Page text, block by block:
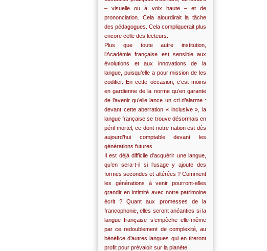
– visuelle ou à voix haute – et de
prononciation. Cela alourdirait la tâche
des pédagogues. Cela compliquerait plus
encore celle des lecteurs.
Plus que toute autre institution,
l’Académie française est sensible aux
évolutions et aux innovations de la
langue, puisqu’elle a pour mission de les
codifier. En cette occasion, c’est moins
en gardienne de la norme qu’en garante
de l’avenir qu’elle lance un cri d’alarme :
devant cette aberration « inclusive », la
langue française se trouve désormais en
péril mortel, ce dont notre nation est dès
aujourd’hui comptable devant les
générations futures.
Il est déjà difficile d’acquérir une langue,
qu’en sera-t-il si l’usage y ajoute des
formes secondes et altérées ? Comment
les générations à venir pourront-elles
grandir en intimité avec notre patrimoine
écrit ? Quant aux promesses de la
francophonie, elles seront anéanties si la
langue française s’empêche elle-même
par ce redoublement de complexité, au
bénéfice d’autres langues qui en tireront
profit pour prévaloir sur la planète.